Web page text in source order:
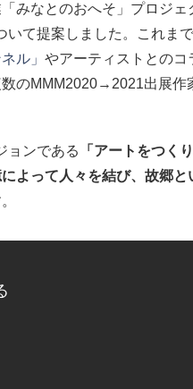
みなとのおへそ」プロジェ
いて提案しました。これま
ル」 やアーティストとのコ
のMMM2020→2021出展作
ョンである
「アートをつく
よって人々を結び、故郷と